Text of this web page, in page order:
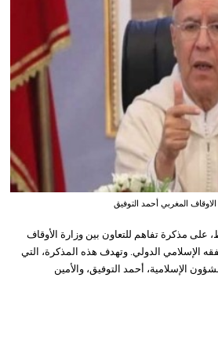
الاوقاف المغربي أحمد التوفيق
على مذكرة تفاهم للتعاون بين وزارة الأوقاف
الإسلامي الدولي. وتهدف هذه المذكرة، التي
الإسلامية، أحمد التوفيق، والأمين